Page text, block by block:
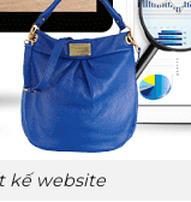
kế website